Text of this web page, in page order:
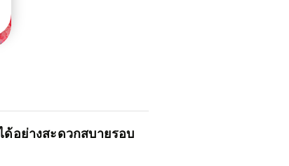
ด้อย่างสะดวกสบายรอบ